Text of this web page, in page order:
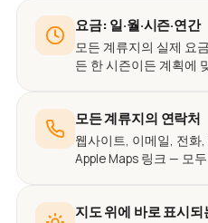
요금: 일·월·시즌·연간
모든 계류지의 실제 요
든 한 시즌이든 계획에
모든 계류지의 연락처
웹사이트, 이메일, 전화
Apple Maps 링크 — 모
지도 위에 바로 표시